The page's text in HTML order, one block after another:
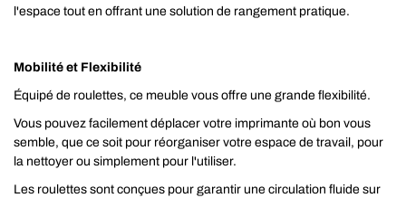
l'espace tout en offrant une solution de rangement pratique.
Mobilité et Flexibilité
Équipé de roulettes, ce meuble vous offre une grande flexibilité.
Vous pouvez facilement déplacer votre imprimante où bon vous
semble, que ce soit pour réorganiser votre espace de travail, pour
la nettoyer ou simplement pour l'utiliser.
Les roulettes sont conçues pour garantir une circulation fluide sur